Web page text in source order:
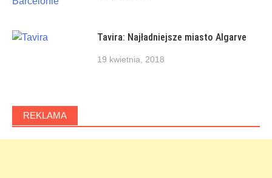
Tavira: Najładniejsze miasto Algarve
19 kwietnia, 2018
REKLAMA